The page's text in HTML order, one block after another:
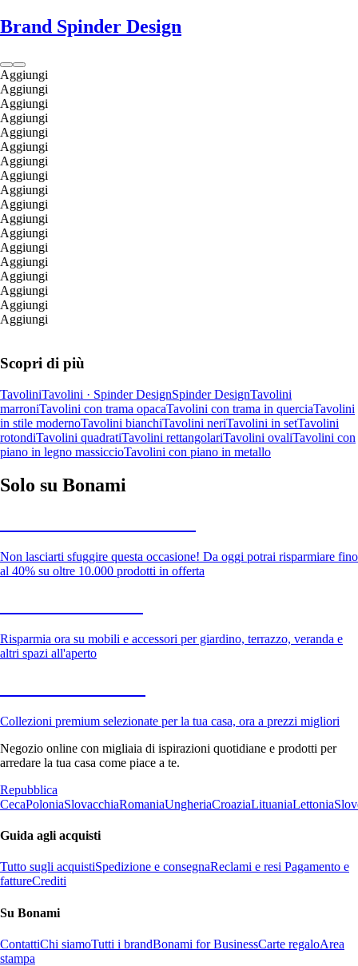
Brand Spinder Design
Aggiungi
Aggiungi
Aggiungi
Aggiungi
Aggiungi
Aggiungi
Aggiungi
Aggiungi
Aggiungi
Aggiungi
Aggiungi
Aggiungi
Aggiungi
Aggiungi
Aggiungi
Aggiungi
Aggiungi
Aggiungi
Scopri di più
TavoliniTavolini · Spinder DesignSpinder DesignTavolini
marroniTavolini con trama opacaTavolini con trama in querciaTavolini
in stile modernoTavolini bianchiTavolini neriTavolini in setTavolini
rotondiTavolini quadratiTavolini rettangolariTavolini ovaliTavolini con
piano in legno massiccioTavolini con piano in metallo
Solo su Bonami
Non lasciarti sfuggire questa occasione! Da oggi potrai risparmiare fino
al 40% su oltre 10.000 prodotti in offerta
Risparmia ora su mobili e accessori per giardino, terrazzo, veranda e
altri spazi all'aperto
Collezioni premium selezionate per la tua casa, ora a prezzi migliori
Negozio online con migliaia di ispirazioni quotidiane e prodotti per
arredare la tua casa come piace a te.
Repubblica
CecaPoloniaSlovacchiaRomaniaUngheriaCroaziaLituaniaLettonia
Guida agli acquisti
Tutto sugli acquistiSpedizione e consegnaReclami e resi Pagamento e
fattureCrediti
Su Bonami
ContattiChi siamoTutti i brandBonami for BusinessCarte regaloArea
stampa